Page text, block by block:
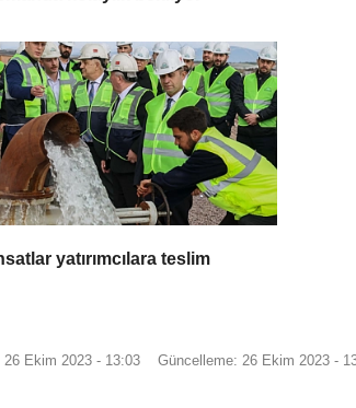
yatırımcılara teslim
26 Ekim 2023 - 13:03 Güncelleme: 26 Ekim 2023 -